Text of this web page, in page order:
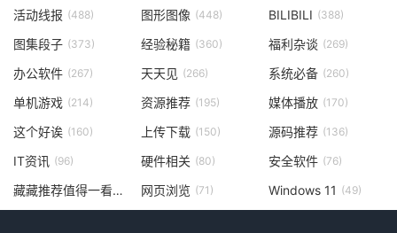
活动线报 (488) 图形图像 (448) BILIBILI (388)
图集段子 (373) 经验秘籍 (360) 福利杂谈 (269)
办公软件 (267) 天天见 (266) 系统必备 (260)
单机游戏 (214) 资源推荐 (195) 媒体播放 (170)
这个好诶 (160) 上传下载 (150) 源码推荐 (136)
IT资讯 (96) 硬件相关 (80) 安全软件 (76)
藏藏推荐值得一看(73) 网页浏览 (71) Windows 11 (49)